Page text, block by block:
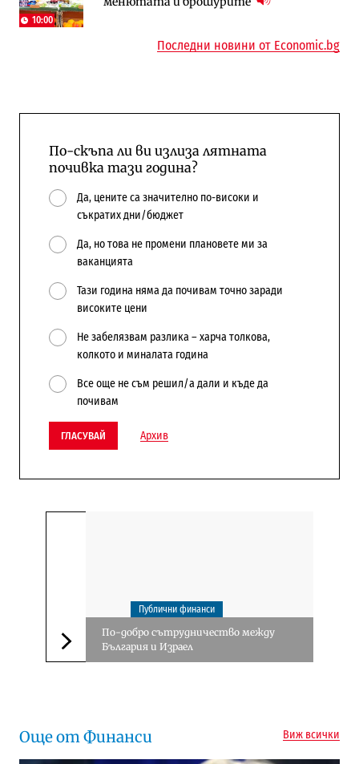
10:00
поръчки?
Последни новини от Economic.bg
По-скъпа ли ви излиза лятната
почивка тази година?
Да, цените са значително по-високи и
съкратих дни/бюджет
Да, но това не промени плановете ми за
ваканцията
Тази година няма да почивам точно заради
високите цени
Не забелязвам разлика – харча толкова,
колкото и миналата година
Все още не съм решил/а дали и къде да
почивам
ГЛАСУВАЙ Архив
Следваща новина
Публични финанси
По-добро сътрудничество между
България и Израел
Още от Финанси Виж всички